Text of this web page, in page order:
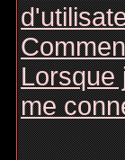
Lorsque
me